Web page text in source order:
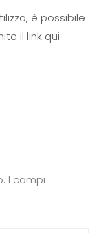
è possibile
il link qui
I campi